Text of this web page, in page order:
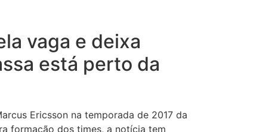
vaga e deixa
está perto da
Ericsson na temporada de 2017 da
formação dos times, a notícia tem